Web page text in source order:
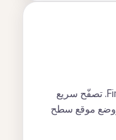
مبني على محرك GeckoView من Firefox. تصفّح سريع
ووضع موقع سطح